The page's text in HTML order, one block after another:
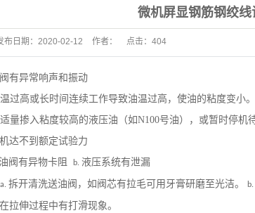
级改造
压一体机
品专区
微机屏显钢筋钢绞
布日期： 2020-02-12 作者： 点击： 404
有异常响声和振动
过高或长时间连续工作导致油温过高，使油的粘度变小。
量掺入粘度较高的液压油（如N100号油），或暂时停机
达不到额定试验力
阀有异物卡阻 b. 液压系统有泄漏
a. 拆开清洗送油阀，如阀芯有拉毛可用牙膏研磨至光洁。 b.
拉伸过程中有打滑现象。